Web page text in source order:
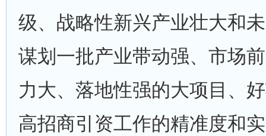
级、战略性新兴产业壮大和
谋划一批产业带动强、市场
力大、落地性强的大项目、
高招商引资工作的精准度和